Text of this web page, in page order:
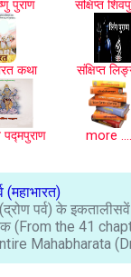
पुराण संक्षिप्त
कथा संक्षिप्त
पद्मपुराण more
(महाभारत)
(द्रोण पर्व) के
(From the 41
Mahabharata